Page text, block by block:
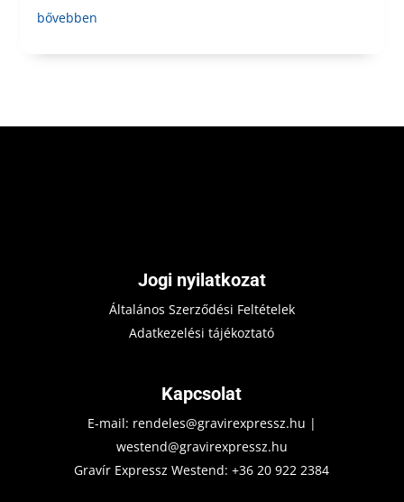
bővebben
Jogi nyilatkozat
Általános Szerződési Feltételek
Adatkezelési tájékoztató
Kapcsolat
E-mail: rendeles@gravirexpressz.hu |
westend@gravirexpressz.hu
Gravír Expressz Westend:+36 20 922 2384